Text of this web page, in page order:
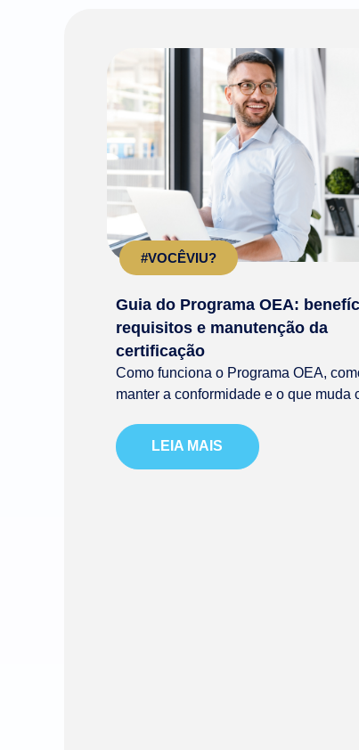
#VOCÊVIU?
Guia do Programa OEA:
requisitos e manutenção da
certificação
Como funciona o Programa OEA,
manter a conformidade e o que muda
LEIA MAIS